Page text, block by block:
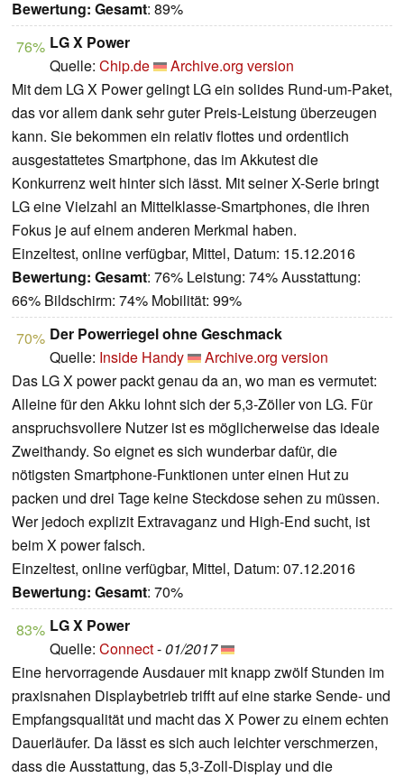
Bewertung: Gesamt: 89%
76% LG X Power
Quelle: Chip.de
Archive.org version
Mit dem LG X Power gelingt LG ein solides Rund-um-Paket,
das vor allem dank sehr guter Preis-Leistung überzeugen
kann. Sie bekommen ein relativ flottes und ordentlich
ausgestattetes Smartphone, das im Akkutest die
Konkurrenz weit hinter sich lässt. Mit seiner X-Serie bringt
LG eine Vielzahl an Mittelklasse-Smartphones, die ihren
Fokus je auf einem anderen Merkmal haben.
Einzeltest, online verfügbar, Mittel, Datum: 15.12.2016
Bewertung: Gesamt: 76% Leistung: 74% Ausstattung:
66% Bildschirm: 74% Mobilität: 99%
70% Der Powerriegel ohne Geschmack
Quelle: Inside Handy
Archive.org version
Das LG X power packt genau da an, wo man es vermutet:
Alleine für den Akku lohnt sich der 5,3-Zöller von LG. Für
anspruchsvollere Nutzer ist es möglicherweise das ideale
Zweithandy. So eignet es sich wunderbar dafür, die
nötigsten Smartphone-Funktionen unter einen Hut zu
packen und drei Tage keine Steckdose sehen zu müssen.
Wer jedoch explizit Extravaganz und High-End sucht, ist
beim X power falsch.
Einzeltest, online verfügbar, Mittel, Datum: 07.12.2016
Bewertung: Gesamt: 70%
83% LG X Power
Quelle: Connect-01/2017
Eine hervorragende Ausdauer mit knapp zwölf Stunden im
praxisnahen Displaybetrieb trifft auf eine starke Sende- und
Empfangsqualität und macht das X Power zu einem echten
Dauerläufer. Da lässt es sich auch leichter verschmerzen,
dass die Ausstattung, das 5,3-Zoll-Display und die